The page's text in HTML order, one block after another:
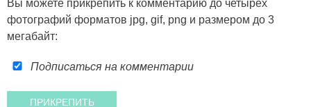
Вы можете прикрепить к комментарию до четырех
фотографий форматов jpg, gif, png и размером до 3
мегабайт:
Подписаться на комментарии